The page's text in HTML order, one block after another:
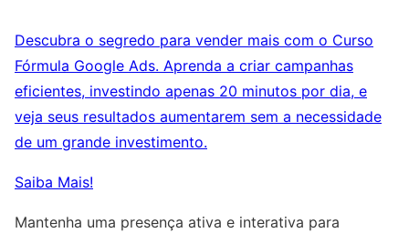
Descubra o segredo para vender mais com o Curso
Fórmula Google Ads. Aprenda a criar campanhas
eficientes, investindo apenas 20 minutos por dia, e
veja seus resultados aumentarem sem a necessidade
de um grande investimento.
Saiba Mais!
Mantenha uma presença ativa e interativa para